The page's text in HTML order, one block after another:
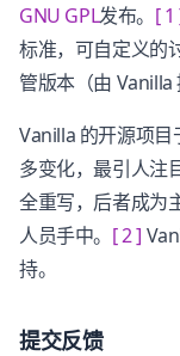
GNU GPL发布。 [ 1
标准，可自定义的
管版本（由 Vanilla
Vanilla 的开源项目
多变化，最引人注
全重写，后者成为
人员手中。 [ 2 ]
持。
提交反馈